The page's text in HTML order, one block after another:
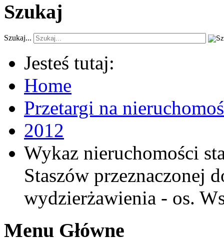
Szukaj
Szukaj...
Jesteś tutaj:
Home
Przetargi na
2012
Wykaz nieruchomości
Staszów przeznaczonej
wydzierżawienia - os.
Menu Główne